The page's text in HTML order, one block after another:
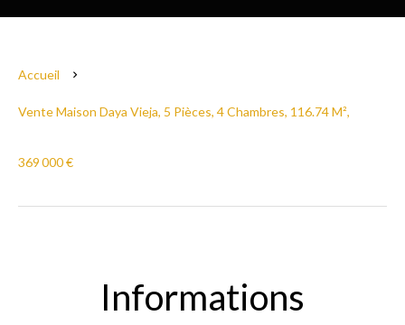
Accueil
Vente Maison Daya Vieja, 5 Pièces, 4 Chambres, 116.74 M²,
369 000 €
Informations